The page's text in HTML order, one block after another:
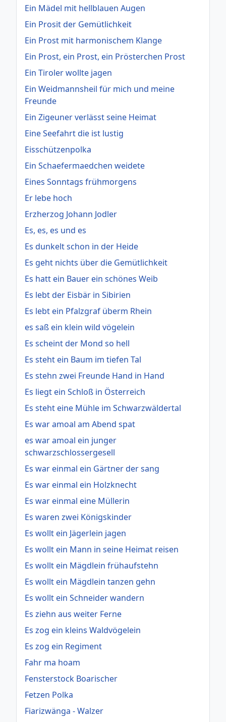
Ein Mädel mit hellblauen Augen
Ein Prosit der Gemütlichkeit
Ein Prost mit harmonischem Klange
Ein Prost, ein Prost, ein Prösterchen Prost
Ein Tiroler wollte jagen
Ein Weidmannsheil für mich und meine
Freunde
Ein Zigeuner verlässt seine Heimat
Eine Seefahrt die ist lustig
Eisschützenpolka
Ein Schaefermaedchen weidete
Eines Sonntags frühmorgens
Er lebe hoch
Erzherzog Johann Jodler
Es, es, es und es
Es dunkelt schon in der Heide
Es geht nichts über die Gemütlichkeit
Es hatt ein Bauer ein schönes Weib
Es lebt der Eisbär in Sibirien
Es lebt ein Pfalzgraf überm Rhein
es saß ein klein wild vögelein
Es scheint der Mond so hell
Es steht ein Baum im tiefen Tal
Es stehn zwei Freunde Hand in Hand
Es liegt ein Schloß in Österreich
Es steht eine Mühle im Schwarzwäldertal
Es war amoal am Abend spat
es war amoal ein junger
schwarzschlossergesell
Es war einmal ein Gärtner der sang
Es war einmal ein Holzknecht
Es war einmal eine Müllerin
Es waren zwei Königskinder
Es wollt ein Jägerlein jagen
Es wollt ein Mann in seine Heimat reisen
Es wollt ein Mägdlein frühaufstehn
Es wollt ein Mägdlein tanzen gehn
Es wollt ein Schneider wandern
Es ziehn aus weiter Ferne
Es zog ein kleins Waldvögelein
Es zog ein Regiment
Fahr ma hoam
Fensterstock Boarischer
Fetzen Polka
Fiarizwänga - Walzer